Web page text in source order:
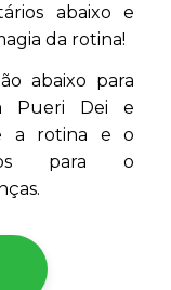
abaixo e
da rotina!
abaixo para
Pueri Dei e
a rotina e o
para o